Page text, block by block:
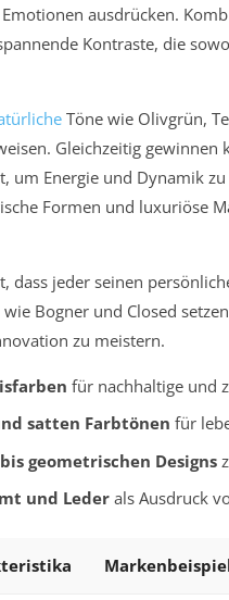
ausdrücken.
Kontraste, die
Töne wie Olivgrün,
Gleichzeitig gewinnen
um Energie und Dynamik
Formen und luxuriöse
dass jeder seinen
Bogner und Closed
zu meistern.
für nachhaltige und
satten Farbtönen für
geometrischen Designs
und Lederals Ausdruck